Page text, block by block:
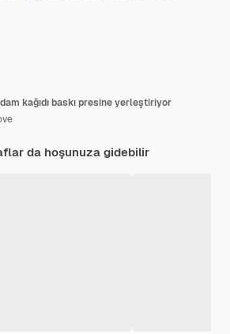
kağıdı baskı presine yerleştiriyor
da hoşunuza gidebilir